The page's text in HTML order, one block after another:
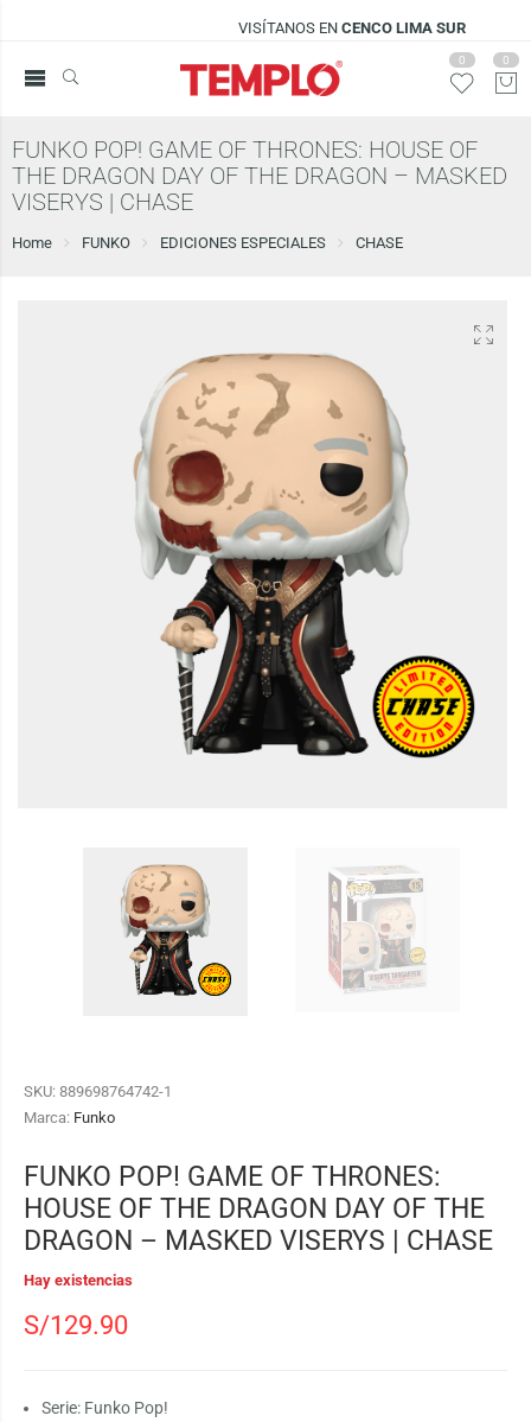
VISÍTANOS ENCENCO LIMA SUR
0 0
FUNKO POP! GAME OF THRONES: HOUSE OF
THE DRAGON DAY OF THE DRAGON – MASKED
VISERYS | CHASE
Home FUNKO EDICIONES ESPECIALES CHASE
SKU: 889698764742-1
Marca: Funko
FUNKO POP! GAME OF THRONES:
HOUSE OF THE DRAGON DAY OF THE
DRAGON – MASKED VISERYS | CHASE
Hay existencias
S/129.90
Serie: Funko Pop!